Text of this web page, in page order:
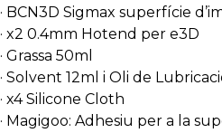
· BCN3D Sigmax superfície
· x2 0.4mm Hotend per e3D
· Grassa 50ml
· Solvent 12ml i Oli de
· x4 Silicone Cloth
· Magigoo: Adhesiu per a la